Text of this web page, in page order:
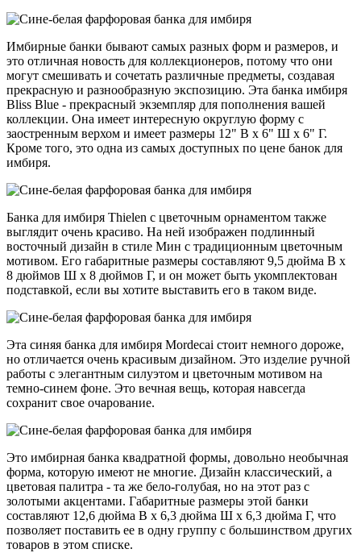
Имбирные банки бывают самых разных форм и размеров, и
это отличная новость для коллекционеров, потому что они
могут смешивать и сочетать различные предметы, создавая
прекрасную и разнообразную экспозицию. Эта банка имбиря
Bliss Blue - прекрасный экземпляр для пополнения вашей
коллекции. Она имеет интересную округлую форму с
заостренным верхом и имеет размеры 12" В x 6" Ш x 6" Г.
Кроме того, это одна из самых доступных по цене банок для
имбиря.
Банка для имбиря Thielen с цветочным орнаментом также
выглядит очень красиво. На ней изображен подлинный
восточный дизайн в стиле Мин с традиционным цветочным
мотивом. Его габаритные размеры составляют 9,5 дюйма В x
8 дюймов Ш x 8 дюймов Г, и он может быть укомплектован
подставкой, если вы хотите выставить его в таком виде.
Эта синяя банка для имбиря Mordecai стоит немного дороже,
но отличается очень красивым дизайном. Это изделие ручной
работы с элегантным силуэтом и цветочным мотивом на
темно-синем фоне. Это вечная вещь, которая навсегда
сохранит свое очарование.
Это имбирная банка квадратной формы, довольно необычная
форма, которую имеют не многие. Дизайн классический, а
цветовая палитра - та же бело-голубая, но на этот раз с
золотыми акцентами. Габаритные размеры этой банки
составляют 12,6 дюйма В x 6,3 дюйма Ш x 6,3 дюйма Г, что
позволяет поставить ее в одну группу с большинством других
товаров в этом списке.